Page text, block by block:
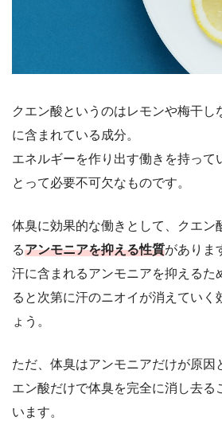
クエン酸というのはレモンや梅干し
に含まれている成分。
エネルギーを作り出す働きを持って
とって必要不可欠なものです。
体臭に効果的な働きとして、クエン
るアンモニアを抑える性質がありま
汗に含まれるアンモニアを抑えるた
ると次第に汗のニオイが消えていく
ょう。
ただ、体臭はアンモニアだけが原因
エン酸だけで体臭を完全に消し去る
います。